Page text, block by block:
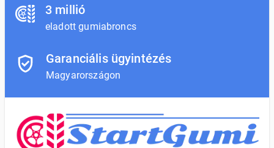
3 millió
eladott gumiabroncs
Garanciális ügyintézés
Magyarországon